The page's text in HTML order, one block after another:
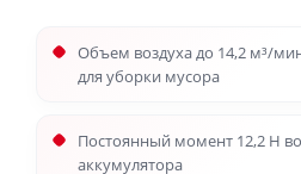
Объем воздуха до 14,2 м³/
для уборки мусора
Постоянный момент 12,2 Н
аккумулятора